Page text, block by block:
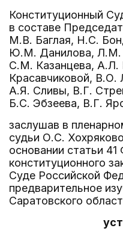
Конституционный
в составе
М.В. Баглая, Н.С.
Ю.М. Данилова, Л.М.
С.М. Казанцева, А.Л.
Красавчиковой,
А.Я. Сливы, В.Г.
Б.С. Эбзеева, В.Г.
заслушав в
судьи О.С.
основании статьи 41
конституционного
Суде Российской
предварительное
Саратовского